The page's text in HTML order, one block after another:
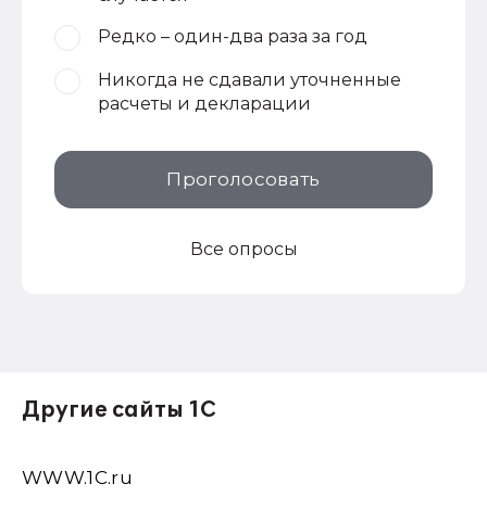
Редко – один-два раза за год
Никогда не сдавали уточненные
расчеты и декларации
Проголосовать
Все опросы
Другие сайты 1С
WWW.1С.ru